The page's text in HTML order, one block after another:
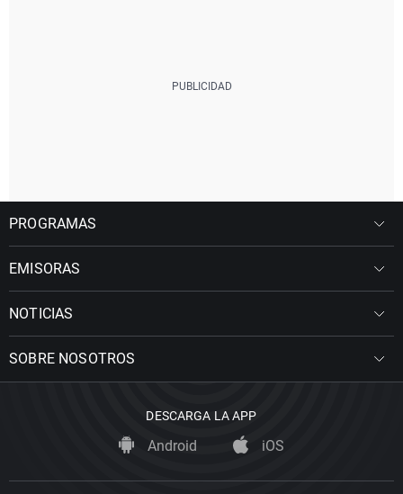
PROGRAMAS
EMISORAS
NOTICIAS
SOBRE NOSOTROS
DESCARGA LA APP
Android iOS